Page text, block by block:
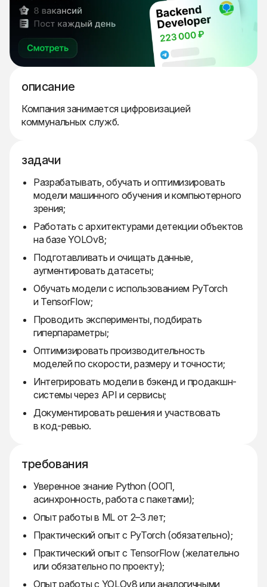
описание
Компания занимается цифровизацией
коммунальных служб.
задачи
Разрабатывать, обучать и оптимизировать
модели машинного обучения и компьютерного
зрения;
Работать с архитектурами детекции объектов
на базе YOLOv8;
Подготавливать и очищать данные,
аугментировать датасеты;
Обучать модели с использованием PyTorch
и TensorFlow;
Проводить эксперименты, подбирать
гиперпараметры;
Оптимизировать производительность
моделей по скорости, размеру и точности;
Интегрировать модели в бэкенд и продакшн-
системы через API и сервисы;
Документировать решения и участвовать
в код-ревью.
требования
Уверенное знание Python (ООП,
асинхронность, работа с пакетами);
Опыт работы в ML от 2–3 лет;
Практический опыт с PyTorch (обязательно);
Практический опыт с TensorFlow (желательно
или обязательно по проекту);
Опыт работы с YOLOv8 или аналогичными